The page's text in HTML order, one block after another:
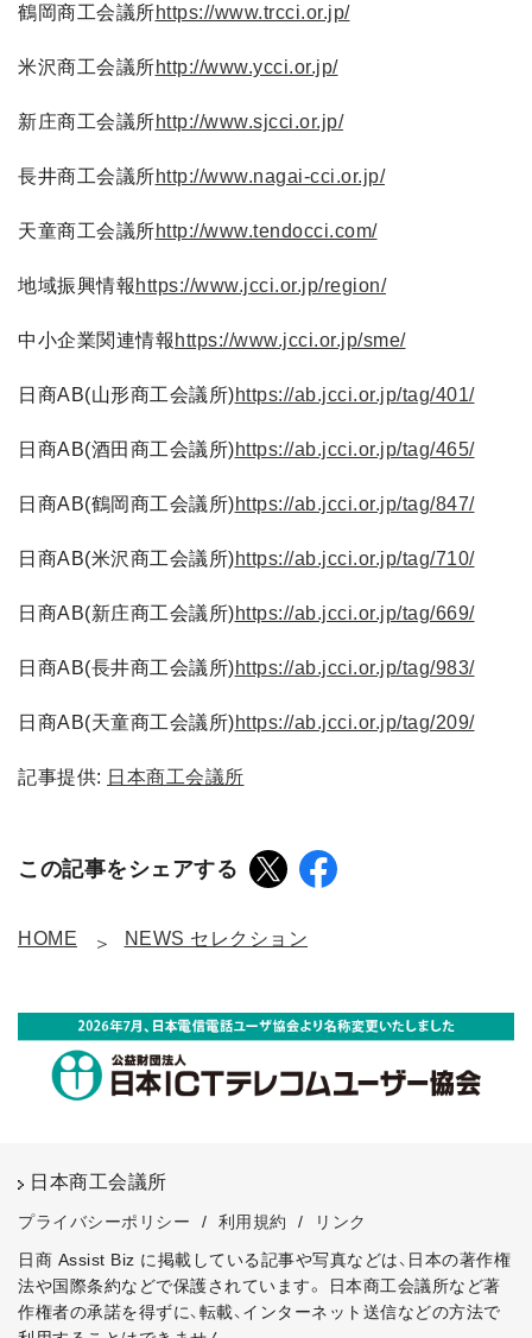
鶴岡商工会議所https://www.trcci.or.jp/
米沢商工会議所http://www.ycci.or.jp/
新庄商工会議所http://www.sjcci.or.jp/
長井商工会議所http://www.nagai-cci.or.jp/
天童商工会議所http://www.tendocci.com/
地域振興情報 https://www.jcci.or.jp/region/
中小企業関連情報 https://www.jcci.or.jp/sme/
日商AB(山形商工会議所)https://ab.jcci.or.jp/tag/401/
日商AB(酒田商工会議所)https://ab.jcci.or.jp/tag/465/
日商AB(鶴岡商工会議所)https://ab.jcci.or.jp/tag/847/
日商AB(米沢商工会議所)https://ab.jcci.or.jp/tag/710/
日商AB(新庄商工会議所)https://ab.jcci.or.jp/tag/669/
日商AB(長井商工会議所)https://ab.jcci.or.jp/tag/983/
日商AB(天童商工会議所)https://ab.jcci.or.jp/tag/209/
記事提供: 日本商工会議所
この記事をシェアする
HOME NEWS セレクション
日本商工会議所
プライバシーポリシー / 利用規約 /
リンク
日商 Assist Biz に掲載している記事や写真などは、日本の著作権
法や国際条約などで保護されています。
日本商工会議所など著
作権者の承諾を得ずに、転載、インターネット送信などの方法で